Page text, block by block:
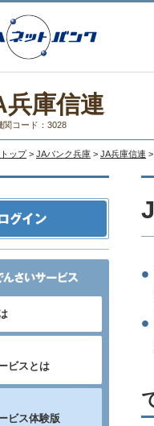
兵庫信連
関コード：3028
ップ > JAバンク兵庫 > JA兵庫信連 >
ビスとは
ビス体験版